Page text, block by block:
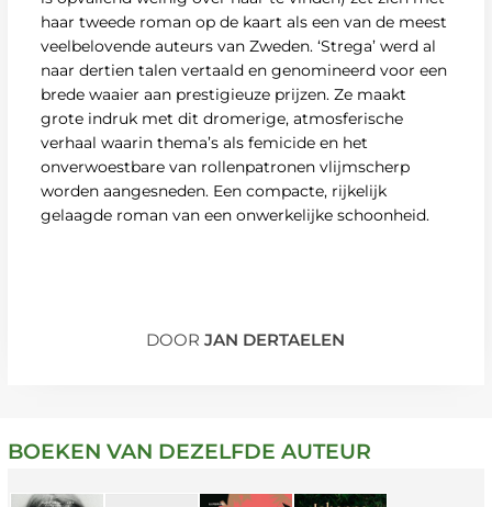
haar tweede roman op de kaart als een van de meest
veelbelovende auteurs van Zweden. ‘Strega’ werd al
naar dertien talen vertaald en genomineerd voor een
brede waaier aan prestigieuze prijzen. Ze maakt
grote indruk met dit dromerige, atmosferische
verhaal waarin thema’s als femicide en het
onverwoestbare van rollenpatronen vlijmscherp
worden aangesneden. Een compacte, rijkelijk
gelaagde roman van een onwerkelijke schoonheid.
DOORJAN DERTAELEN
BOEKEN VAN DEZELFDE AUTEUR